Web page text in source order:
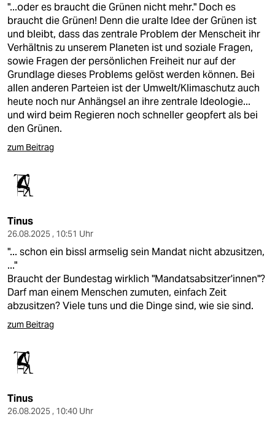
"...oder es braucht die Grünen nicht mehr." Doch es
braucht die Grünen! Denn die uralte Idee der Grünen ist
und bleibt, dass das zentrale Problem der Menscheit ihr
Verhältnis zu unserem Planeten ist und soziale Fragen,
sowie Fragen der persönlichen Freiheit nur auf der
Grundlage dieses Problems gelöst werden können. Bei
allen anderen Parteien ist der Umwelt/Klimaschutz auch
heute noch nur Anhängsel an ihre zentrale Ideologie...
und wird beim Regieren noch schneller geopfert als bei
den Grünen.
zum Beitrag
Tinus
26.08.2025 , 10:51 Uhr
"... schon ein bissl armselig sein Mandat nicht abzusitzen,
..."
Braucht der Bundestag wirklich "Mandatsabsitzer'innen"?
Darf man einem Menschen zumuten, einfach Zeit
abzusitzen? Viele tuns und die Dinge sind, wie sie sind.
zum Beitrag
Tinus
26.08.2025 , 10:40 Uhr